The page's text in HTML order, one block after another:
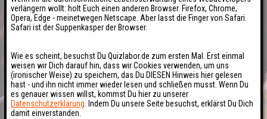
verlängern wollt: holt Euch einen anderen Browser. Firefox, Chrome,
Opera, Edge - meinetwegen Netscape. Aber lasst die Finger von Safari.
Safari ist der Suppenkasper der Browser.
Wie es scheint, besuchst Du Quizlabor.de zum ersten Mal. Erst einmal
weisen wir Dich darauf hin, dass wir Cookies verwenden, um uns
(ironischer Weise) zu speichern, das Du DIESEN Hinweis hier gelesen
hast - und ihn nicht immer wieder lesen und schließen musst. Wenn Du
es genauer wissen willst, kommst Du hier zu unserer
Datenschutzerklärung . Indem Du unsere Seite besuchst, erklärst Du Dich
damit einverstanden.